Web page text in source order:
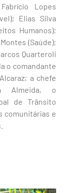
Lopes
Elias Silva
Humanos);
(Saúde);
Quarteroli
o comandante
a chefe
Almeida, o
de Trânsito
comunitárias e